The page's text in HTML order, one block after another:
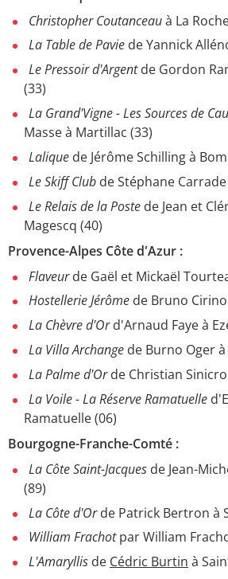
Christopher Coutanceauà La
La Table de Pavie de Yannick
Le Pressoir d'Argentde Gordon
(33)
La Grand'Vigne - Les Sources de
Masse à Martillac (33)
Lalique de Jérôme Schilling à
Le Skiff Club de Stéphane
Le Relais de la Poste de Jean et
Magescq (40)
Provence-Alpes Côte d'Azur :
Flaveurde Gaël et Mickaël
Hostellerie Jérôme de Bruno
La Chèvre d'Ord'Arnaud Faye à
La Villa Archange de Burno Oger
La Palme d'Orde Christian
La Voile - La Réserve Ramatuelle
Ramatuelle (06)
Bourgogne-Franche-Comté :
La Côte Saint-Jacques de Jean-
(89)
La Côte d'Orde Patrick Bertron à
William Frachotpar William
L'Amaryllis de Cédric Burtin à